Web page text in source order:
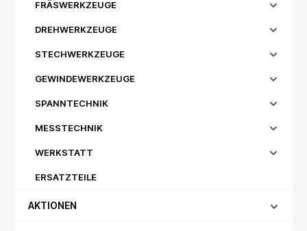
FRÄSWERKZEUGE
DREHWERKZEUGE
STECHWERKZEUGE
GEWINDEWERKZEUGE
SPANNTECHNIK
MESSTECHNIK
WERKSTATT
ERSATZTEILE
AKTIONEN